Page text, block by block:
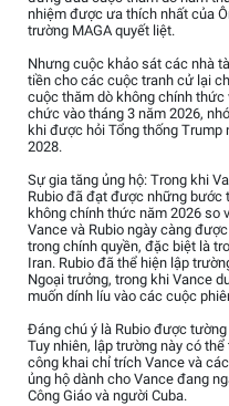
nhiệm được ưa thích nhất của
trường MAGA quyết liệt.
Nhưng cuộc khảo sát các nhà
tiền cho các cuộc tranh cử lại
cuộc thăm dò không chính
chức vào tháng 3 năm 2026,
khi được hỏi Tổng thống Trump
2028.
Sự gia tăng ủng hộ: Trong khi
Rubio đã đạt được những bước
không chính thức năm 2026 so
Vance và Rubio ngày càng
trong chính quyền, đặc biệt là
Iran. Rubio đã thể hiện lập
Ngoại trưởng, trong khi Vance
muốn dính líu vào các cuộc
Đáng chú ý là Rubio được
Tuy nhiên, lập trường này có
công khai chỉ trích Vance và
ủng hộ dành cho Vance đang
Công Giáo và người Cuba.